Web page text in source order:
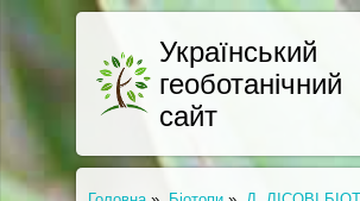
Український
геоботанічний
сайт